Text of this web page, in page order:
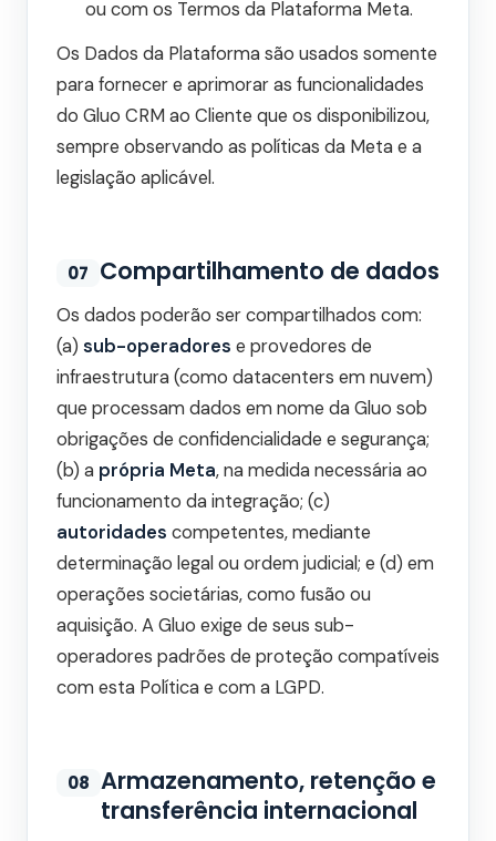
ou com os Termos da Plataforma Meta.
Os Dados da Plataforma são usados somente
para fornecer e aprimorar as funcionalidades
do Gluo CRM ao Cliente que os disponibilizou,
sempre observando as políticas da Meta e a
legislação aplicável.
07 Compartilhamento de dados
Os dados poderão ser compartilhados com:
(a) sub-operadores e provedores de
infraestrutura (como datacenters em nuvem)
que processam dados em nome da Gluo sob
obrigações de confidencialidade e segurança;
(b) a própria Meta, na medida necessária ao
funcionamento da integração; (c)
autoridades competentes, mediante
determinação legal ou ordem judicial; e (d) em
operações societárias, como fusão ou
aquisição. A Gluo exige de seus sub-
operadores padrões de proteção compatíveis
com esta Política e com a LGPD.
08 Armazenamento, retenção e
transferência internacional